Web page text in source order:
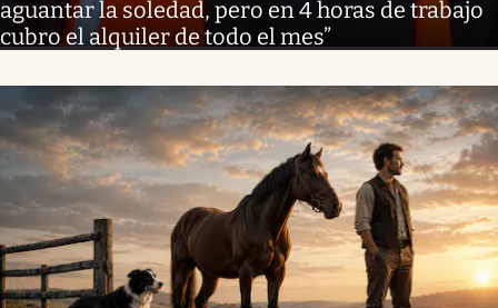
aguantar la soledad, pero en 4 horas de trabajo
cubro el alquiler de todo el mes”